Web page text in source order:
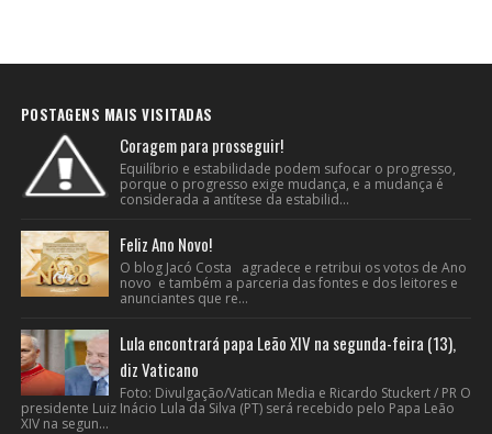
POSTAGENS MAIS VISITADAS
Coragem para prosseguir!
Equilíbrio e estabilidade podem sufocar o progresso,
porque o progresso exige mudança, e a mudança é
considerada a antítese da estabilid...
Feliz Ano Novo!
O blog Jacó Costa agradece e retribui os votos de Ano
novo e também a parceria das fontes e dos leitores e
anunciantes que re...
Lula encontrará papa Leão XIV na segunda-feira (13),
diz Vaticano
Foto: Divulgação/Vatican Media e Ricardo Stuckert / PR O
presidente Luiz Inácio Lula da Silva (PT) será recebido pelo Papa Leão
XIV na segun...